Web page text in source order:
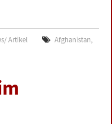
Artikel Afghanistan,